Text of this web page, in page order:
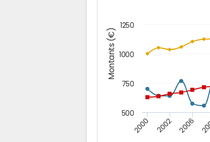
Montants (€)
2000 2002 2006
500
750
1000
1250